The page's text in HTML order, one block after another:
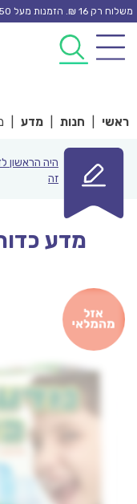
Skip
content
משלוח רק 16 ₪. הזמנות מעל 250 ₪ משלוח נק’ איסוף חינם
ראשי חנות מדע
היה הראשון
זה
מדע